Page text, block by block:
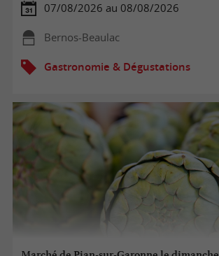
07/08/2026 au 08/08/2026
Bernos-Beaulac
Gastronomie & Dégustations